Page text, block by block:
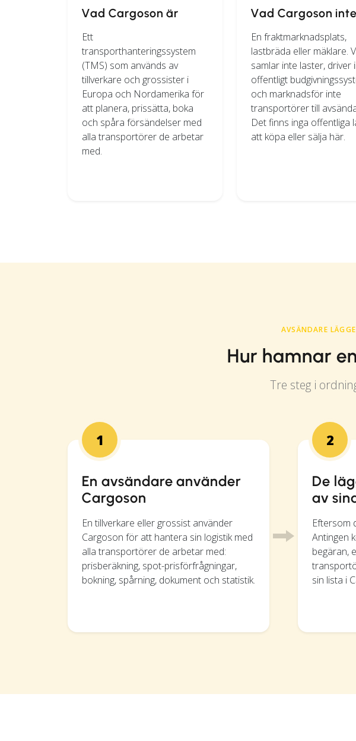
Vad Cargoson är
Ett
transporthanteringssystem
(TMS) som används av
tillverkare och grossister i
Europa och Nordamerika för
att planera, prissätta, boka
och spåra försändelser med
alla transportörer de arbetar
med.
Vad Cargoson
En fraktmarknadsplats,
lastbräda eller mäklare.
samlar inte laster, driver
offentligt
och marknadsför inte
transportörer till
Det finns inga offentliga
att köpa eller sälja här.
AVSÄNDARE
Hur hamnar
Tre steg i
1
En avsändare använder
Cargoson
En tillverkare eller grossist använder
Cargoson för att hantera sin logistik med
alla transportörer de arbetar med:
prisberäkning, spot-prisförfrågningar,
bokning, spårning, dokument och statistik.
2
De
av
Eftersom
Antingen
begäran,
sin lista i